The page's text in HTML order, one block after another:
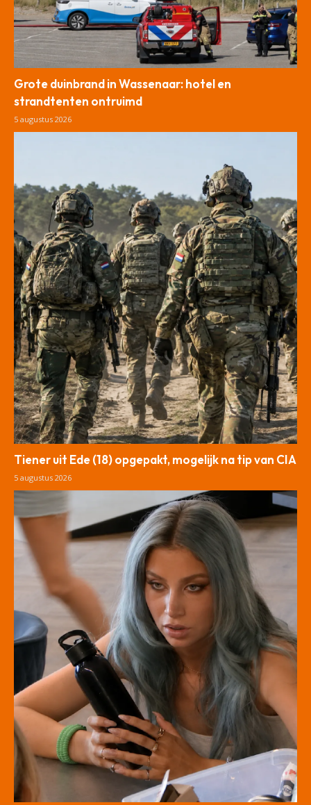
Grote duinbrand in Wassenaar: hotel en
strandtenten ontruimd
5 augustus 2026
Tiener uit Ede (18) opgepakt, mogelijk na tip van CIA
5 augustus 2026